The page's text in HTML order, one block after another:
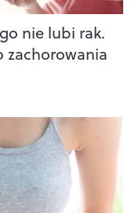
nie lubi rak.
zachorowania